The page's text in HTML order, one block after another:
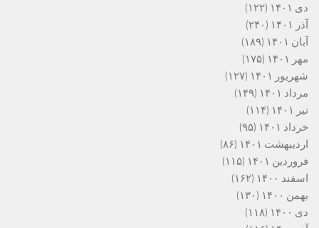
دی ۱۴۰۱
(۱۲۲)
آذر ۱۴۰۱
(۲۴۰)
آبان ۱۴۰۱
(۱۸۹)
مهر ۱۴۰۱
(۱۷۵)
شهریور ۱۴۰۱
(۱۲۷)
مرداد ۱۴۰۱
(۱۴۹)
تیر ۱۴۰۱
(۱۱۴)
خرداد ۱۴۰۱
(۹۵)
اردیبهشت ۱۴۰۱
(۸۶)
فروردین ۱۴۰۱
(۱۱۵)
اسفند ۱۴۰۰
(۱۶۲)
بهمن ۱۴۰۰
(۱۳۰)
دی ۱۴۰۰
(۱۱۸)